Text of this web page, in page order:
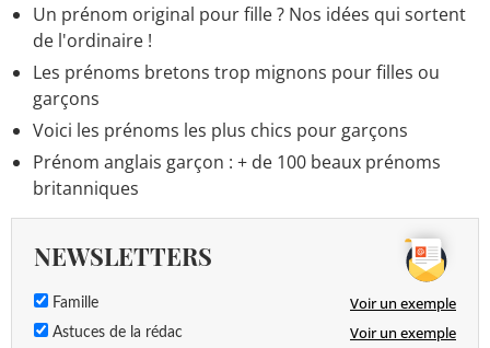
Un prénom original pour fille ? Nos idées qui sortent
de l'ordinaire !
Les prénoms bretons trop mignons pour filles ou
garçons
Voici les prénoms les plus chics pour garçons
Prénom anglais garçon : + de 100 beaux prénoms
britanniques
NEWSLETTERS
Famille Voir un exemple
Astuces de la rédac Voir un exemple